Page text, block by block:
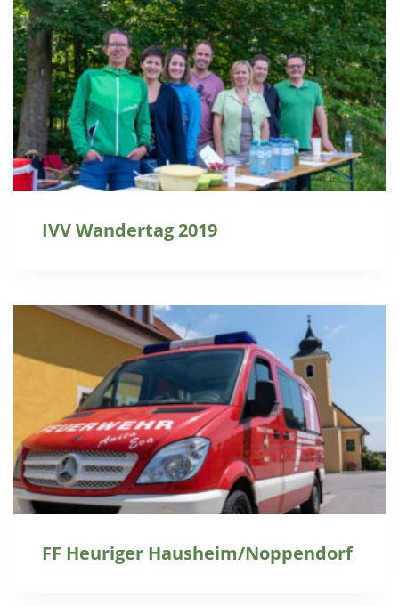
IVV Wandertag 2019
FF Heuriger Hausheim/Noppendorf